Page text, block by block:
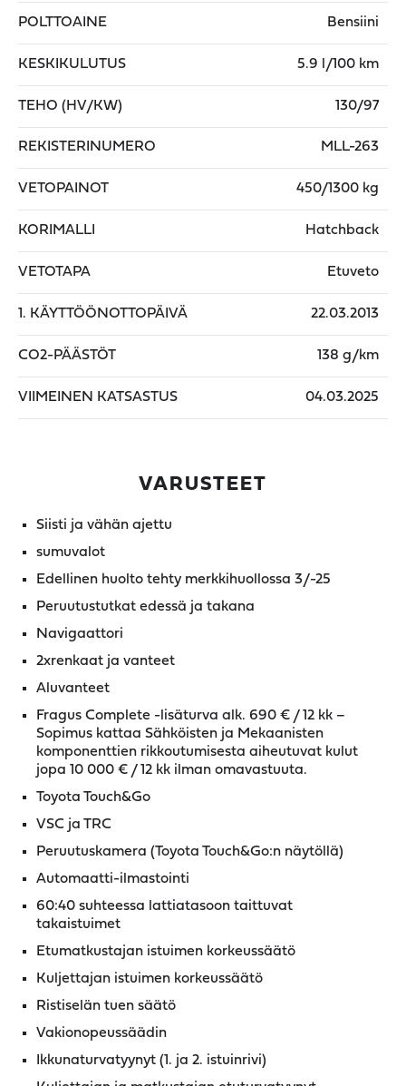
POLTTOAINE Bensiini
KESKIKULUTUS 5.9 l/100 km
TEHO (HV/KW) 130/97
REKISTERINUMERO MLL-263
VETOPAINOT 450/1300 kg
KORIMALLI Hatchback
VETOTAPA Etuveto
1. KÄYTTÖÖNOTTOPÄIVÄ 22.03.2013
CO2-PÄÄSTÖT 138 g/km
VIIMEINEN KATSASTUS 04.03.2025
VARUSTEET
Siisti ja vähän ajettu
sumuvalot
Edellinen huolto tehty merkkihuollossa 3/-25
Peruutustutkat edessä ja takana
Navigaattori
2xrenkaat ja vanteet
Aluvanteet
Fragus Complete -lisäturva alk. 690 € / 12 kk –
Sopimus kattaa Sähköisten ja Mekaanisten
komponenttien rikkoutumisesta aiheutuvat kulut
jopa 10 000 € / 12 kk ilman omavastuuta.
Toyota Touch&Go
VSC ja TRC
Peruutuskamera (Toyota Touch&Go:n näytöllä)
Automaatti-ilmastointi
60:40 suhteessa lattiatasoon taittuvat
takaistuimet
Etumatkustajan istuimen korkeussäätö
Kuljettajan istuimen korkeussäätö
Ristiselän tuen säätö
Vakionopeussäädin
Ikkunaturvatyynyt (1. ja 2. istuinrivi)